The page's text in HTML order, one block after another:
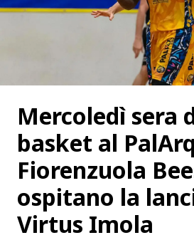
Mercoledì sera
basket al
Fiorenzuola
ospitano la
Virtus Imola